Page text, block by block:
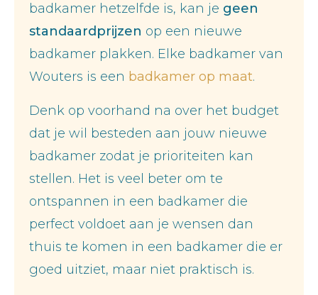
badkamer hetzelfde is, kan je geen
standaardprijzen op een nieuwe
badkamer plakken. Elke badkamer van
Wouters is een badkamer op maat.
Denk op voorhand na over het budget
dat je wil besteden aan jouw nieuwe
badkamer zodat je prioriteiten kan
stellen. Het is veel beter om te
ontspannen in een badkamer die
perfect voldoet aan je wensen dan
thuis te komen in een badkamer die er
goed uitziet, maar niet praktisch is.